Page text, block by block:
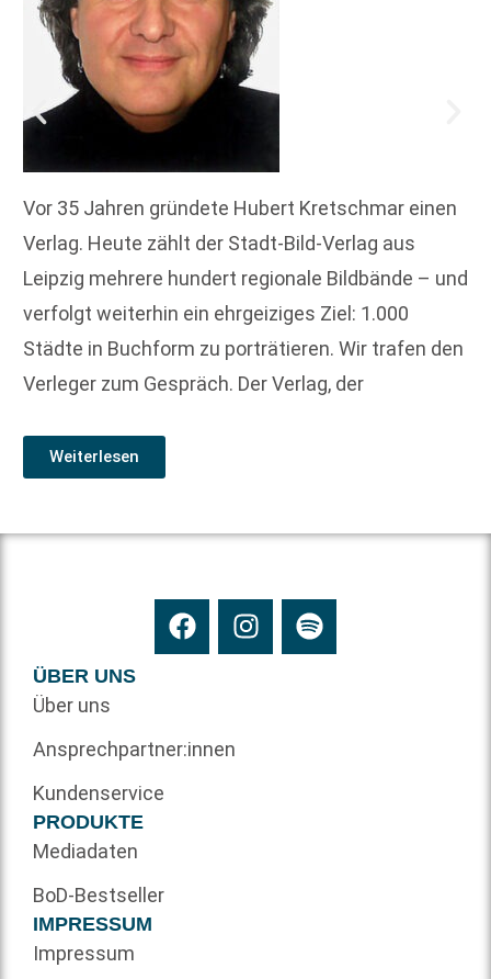
Vor 35 Jahren gründete Hubert Kretschmar einen
Verlag. Heute zählt der Stadt-Bild-Verlag aus
Leipzig mehrere hundert regionale Bildbände – und
verfolgt weiterhin ein ehrgeiziges Ziel: 1.000
Städte in Buchform zu porträtieren. Wir trafen den
Verleger zum Gespräch. Der Verlag, der
Weiterlesen
ÜBER UNS
Über uns
Ansprechpartner:innen
Kundenservice
PRODUKTE
Mediadaten
BoD-Bestseller
IMPRESSUM
Impressum